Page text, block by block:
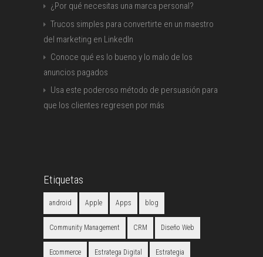
¿Por qué necesitas una marca personal?
Trucos simples para convertirte en un maestro
del marketing en LinkedIn
Conoce qué es lo bueno y lo malo de los
anuncios pagados
Usa este poderoso método de persuasión para
que los clientes regresen por más
Etiquetas
android Apple Apps blog
Community Management CRM Diseño Web
Ecommerce Estratega Digital Estrategia